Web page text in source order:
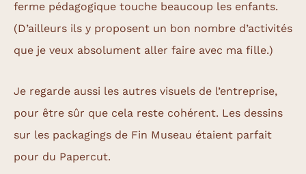
ferme pédagogique touche beaucoup les enfants.
(D’ailleurs ils y proposent un bon nombre d’activités
que je veux absolument aller faire avec ma fille.)
Je regarde aussi les autres visuels de l’entreprise,
pour être sûr que cela reste cohérent. Les dessins
sur les packagings de Fin Museau étaient parfait
pour du Papercut.